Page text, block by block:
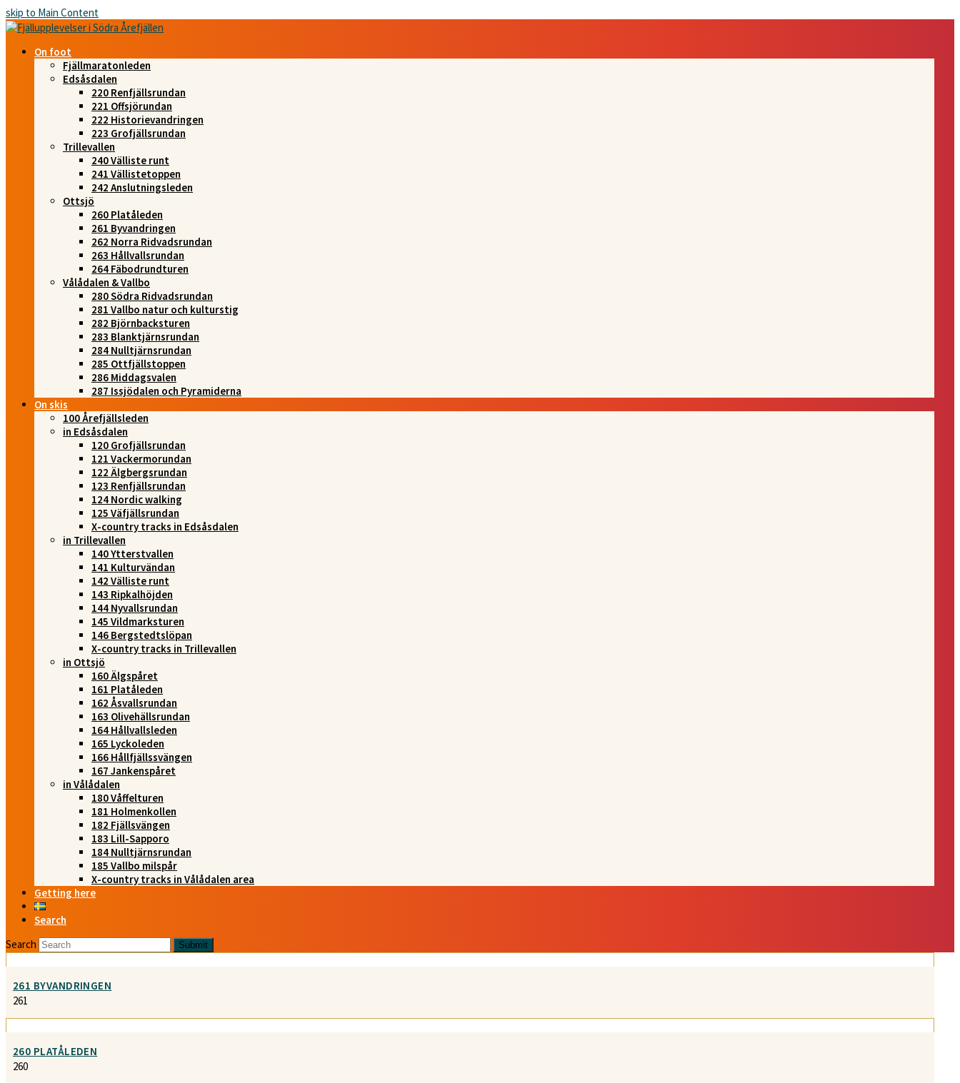
skip to Main Content
On foot
Fjällmaratonleden
Edsåsdalen
220 Renfjällsrundan
221 Offsjörundan
222 Historievandringen
223 Grofjällsrundan
Trillevallen
240 Välliste runt
241 Vällistetoppen
242 Anslutningsleden
Ottsjö
260 Platåleden
261 Byvandringen
262 Norra Ridvadsrundan
263 Hållvallsrundan
264 Fäbodrundturen
Vålådalen & Vallbo
280 Södra Ridvadsrundan
281 Vallbo natur och kulturstig
282 Björnbacksturen
283 Blanktjärnsrundan
284 Nulltjärnsrundan
285 Ottfjällstoppen
286 Middagsvalen
287 Issjödalen och Pyramiderna
On skis
100 Årefjällsleden
in Edsåsdalen
120 Grofjällsrundan
121 Vackermorundan
122 Älgbergsrundan
123 Renfjällsrundan
124 Nordic walking
125 Väfjällsrundan
X-country tracks in Edsåsdalen
in Trillevallen
140 Ytterstvallen
141 Kulturvändan
142 Välliste runt
143 Ripkalhöjden
144 Nyvallsrundan
145 Vildmarksturen
146 Bergstedtslöpan
X-country tracks in Trillevallen
in Ottsjö
160 Älgspåret
161 Platåleden
162 Åsvallsrundan
163 Olivehällsrundan
164 Hållvallsleden
165 Lyckoleden
166 Hållfjällssvängen
167 Jankenspåret
in Vålådalen
180 Våffelturen
181 Holmenkollen
182 Fjällsvängen
183 Lill-Sapporo
184 Nulltjärnsrundan
185 Vallbo milspår
X-country tracks in Vålådalen area
Getting here
Search
Search
Submit
261 BYVANDRINGEN
261
260 PLATÅLEDEN
260